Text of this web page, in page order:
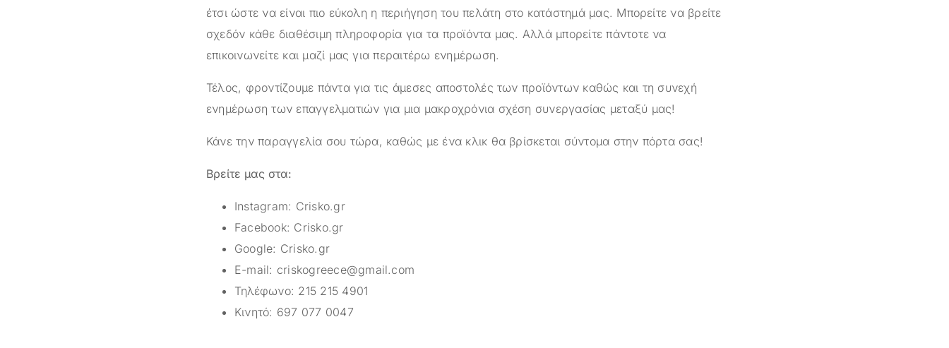
έτσι ώστε να είναι πιο εύκολη η περιήγηση του πελάτη στο κατάστημά μας. Μπορείτε να βρείτε
σχεδόν κάθε διαθέσιμη πληροφορία για τα προϊόντα μας. Αλλά μπορείτε πάντοτε να
επικοινωνείτε και μαζί μας για περαιτέρω ενημέρωση.
Τέλος, φροντίζουμε πάντα για τις άμεσες αποστολές των προϊόντων καθώς και τη συνεχή
ενημέρωση των επαγγελματιών για μια μακροχρόνια σχέση συνεργασίας μεταξύ μας!
Κάνε την παραγγελία σου τώρα, καθώς με ένα κλικ θα βρίσκεται σύντομα στην πόρτα σας!
Βρείτε μας στα:
Instagram: Crisko.gr
Facebook: Crisko.gr
Google: Crisko.gr
E-mail: criskogreece@gmail.com
Τηλέφωνο: 215 215 4901
Κινητό: 697 077 0047